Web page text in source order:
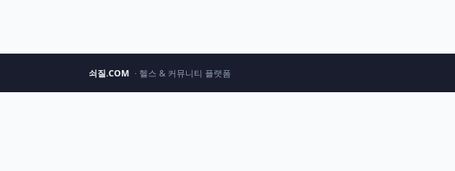
쇠질.COM · 헬스 & 커뮤니티 플랫폼